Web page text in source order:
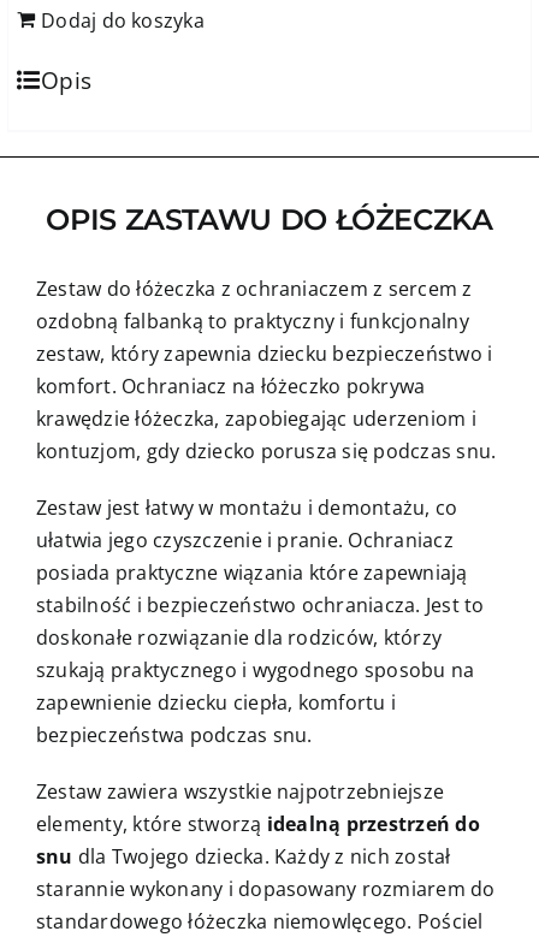
Dodaj do koszyka
Opis
OPIS ZASTAWU DO ŁÓŻECZKA
Zestaw do łóżeczka z ochraniaczem z sercem z
ozdobną falbanką to praktyczny i funkcjonalny
zestaw, który zapewnia dziecku bezpieczeństwo i
komfort. Ochraniacz na łóżeczko pokrywa
krawędzie łóżeczka, zapobiegając uderzeniom i
kontuzjom, gdy dziecko porusza się podczas snu.
Zestaw jest łatwy w montażu i demontażu, co
ułatwia jego czyszczenie i pranie. Ochraniacz
posiada praktyczne wiązania które zapewniają
stabilność i bezpieczeństwo ochraniacza. Jest to
doskonałe rozwiązanie dla rodziców, którzy
szukają praktycznego i wygodnego sposobu na
zapewnienie dziecku ciepła, komfortu i
bezpieczeństwa podczas snu.
Zestaw zawiera wszystkie najpotrzebniejsze
elementy, które stworzą idealną przestrzeń do
snu dla Twojego dziecka. Każdy z nich został
starannie wykonany i dopasowany rozmiarem do
standardowego łóżeczka niemowlęcego. Pościel